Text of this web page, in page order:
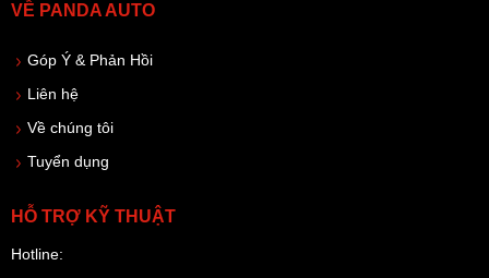
VỀ PANDA AUTO
Góp Ý & Phản Hồi
Liên hệ
Về chúng tôi
Tuyển dụng
HỖ TRỢ KỸ THUẬT
Hotline: